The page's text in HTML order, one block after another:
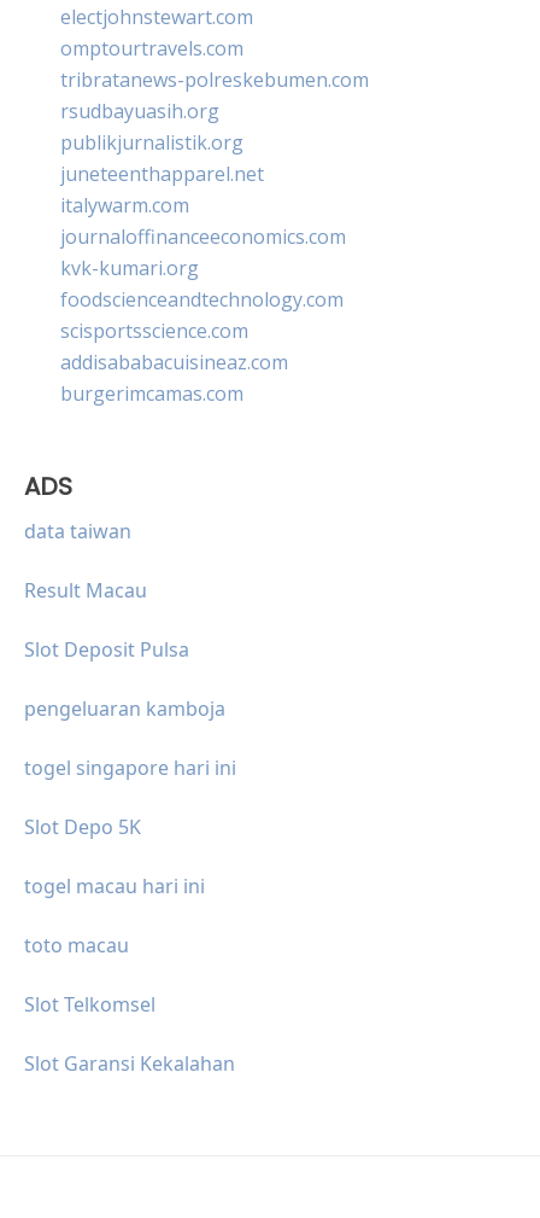
electjohnstewart.com
omptourtravels.com
tribratanews-polreskebumen.com
rsudbayuasih.org
publikjurnalistik.org
juneteenthapparel.net
italywarm.com
journaloffinanceeconomics.com
kvk-kumari.org
foodscienceandtechnology.com
scisportsscience.com
addisababacuisineaz.com
burgerimcamas.com
ADS
data taiwan
Result Macau
Slot Deposit Pulsa
pengeluaran kamboja
togel singapore hari ini
Slot Depo 5K
togel macau hari ini
toto macau
Slot Telkomsel
Slot Garansi Kekalahan